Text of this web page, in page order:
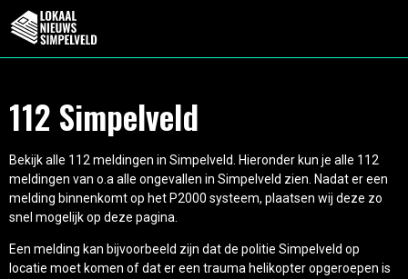
112 Simpelveld
Bekijk alle 112 meldingen in Simpelveld. Hieronder kun je alle 112
meldingen van o.a alle ongevallen in Simpelveld zien. Nadat er een
melding binnenkomt op het P2000 systeem, plaatsen wij deze zo
snel mogelijk op deze pagina.
Een melding kan bijvoorbeeld zijn dat de politie Simpelveld op
locatie moet komen of dat er een trauma helikopter opgeroepen is